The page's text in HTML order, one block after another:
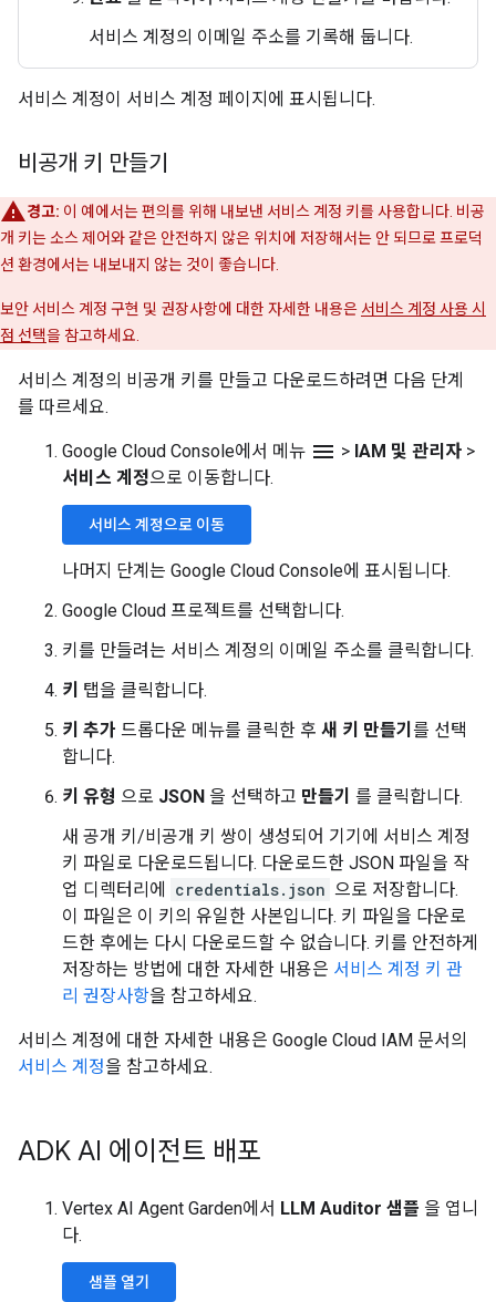
서비스 계정의 이메일 주소를 기록해 둡니다.
서비스 계정이 서비스 계정 페이지에 표시됩니다.
비공개 키 만들기
경고: 이 예에서는 편의를 위해 내보낸 서비스 계정 키를 사용합니다. 비공
개 키는 소스 제어와 같은 안전하지 않은 위치에 저장해서는 안 되므로 프로덕
션 환경에서는 내보내지 않는 것이 좋습니다.
보안 서비스 계정 구현 및 권장사항에 대한 자세한 내용은 서비스 계정 사용 시
점 선택을 참고하세요.
서비스 계정의 비공개 키를 만들고 다운로드하려면 다음 단계
를 따르세요.
Google Cloud Console에서 메뉴 menu > IAM 및 관리자 >
서비스 계정으로 이동합니다.
서비스 계정으로 이동
나머지 단계는 Google Cloud Console에 표시됩니다.
Google Cloud 프로젝트를 선택합니다.
키를 만들려는 서비스 계정의 이메일 주소를 클릭합니다.
키 탭을 클릭합니다.
키 추가 드롭다운 메뉴를 클릭한 후 새 키 만들기 를 선택
합니다.
키 유형 으로 JSON 을 선택하고 만들기 를 클릭합니다.
새 공개 키/비공개 키 쌍이 생성되어 기기에 서비스 계정
키 파일로 다운로드됩니다. 다운로드한 JSON 파일을 작
업 디렉터리에
credentials.json 으로 저장합니다.
이 파일은 이 키의 유일한 사본입니다. 키 파일을 다운로
드한 후에는 다시 다운로드할 수 없습니다. 키를 안전하게
저장하는 방법에 대한 자세한 내용은 서비스 계정 키 관
리 권장사항을 참고하세요.
서비스 계정에 대한 자세한 내용은 Google Cloud IAM 문서의
서비스 계정을 참고하세요.
ADK AI 에이전트 배포
Vertex AI Agent Garden에서 LLM Auditor 샘플 을 엽니
다.
샘플 열기